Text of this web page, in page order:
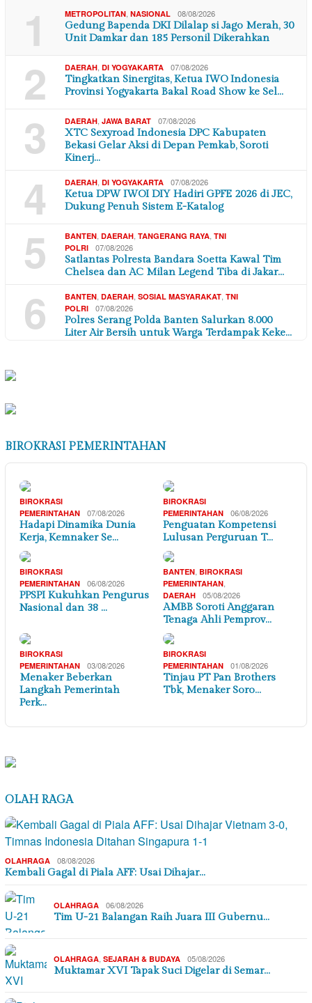
1 METROPOLITAN NASIONAL 08/08/2026
Gedung Bapenda DKI Dilalap si Jago Merah, 30
Unit Damkar dan 185 Personil Dikerahkan
2 DAERAH DI YOGYAKARTA 07/08/2026
Tingkatkan Sinergitas, Ketua IWO Indonesia
Provinsi Yogyakarta Bakal Road Show ke Sel…
3 DAERAH JAWA BARAT 07/08/2026
XTC Sexyroad Indonesia DPC Kabupaten
Bekasi Gelar Aksi di Depan Pemkab, Soroti
Kinerj…
4 DAERAH DI YOGYAKARTA 07/08/2026
Ketua DPW IWOI DIY Hadiri GPFE 2026 di JEC,
Dukung Penuh Sistem E-Katalog
5 BANTEN DAERAH TANGERANG RAYA TNI
POLRI
07/08/2026
Satlantas Polresta Bandara Soetta Kawal Tim
Chelsea dan AC Milan Legend Tiba di Jakar…
6 BANTEN DAERAH SOSIAL MASYARAKAT TNI
POLRI
07/08/2026
Polres Serang Polda Banten Salurkan 8.000
Liter Air Bersih untuk Warga Terdampak Keke…
BIROKRASI PEMERINTAHAN
BIROKRASI
PEMERINTAHAN
07/08/2026
Hadapi Dinamika Dunia
Kerja, Kemnaker Se…
BIROKRASI
PEMERINTAHAN
06/08/2026
Penguatan Kompetensi
Lulusan Perguruan T…
BIROKRASI
PEMERINTAHAN
06/08/2026
PPSPI Kukuhkan Pengurus
Nasional dan 38 …
BANTEN BIROKRASI
PEMERINTAHAN
DAERAH 05/08/2026
AMBB Soroti Anggaran
Tenaga Ahli Pemprov…
BIROKRASI
PEMERINTAHAN
03/08/2026
Menaker Beberkan
Langkah Pemerintah
Perk…
BIROKRASI
PEMERINTAHAN
01/08/2026
Tinjau PT Pan Brothers
Tbk, Menaker Soro…
OLAH RAGA
OLAHRAGA 08/08/2026
Kembali Gagal di Piala AFF: Usai Dihajar…
OLAHRAGA 06/08/2026
Tim U-21 Balangan Raih Juara III Gubernu…
OLAHRAGA SEJARAH & BUDAYA 05/08/2026
Muktamar XVI Tapak Suci Digelar di Semar…